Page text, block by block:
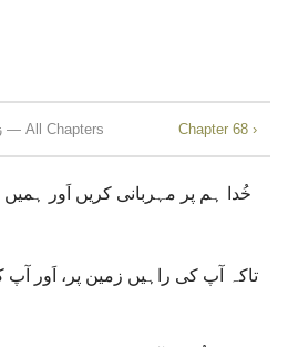
زبُور — All Chapters Chapter 68 ›